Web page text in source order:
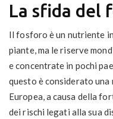
La sfida del
Il fosforo è un nutriente
piante, ma le riserve
e concentrate in pochi
questo è considerato una
Europea, a causa della
dei rischi legati alla sua